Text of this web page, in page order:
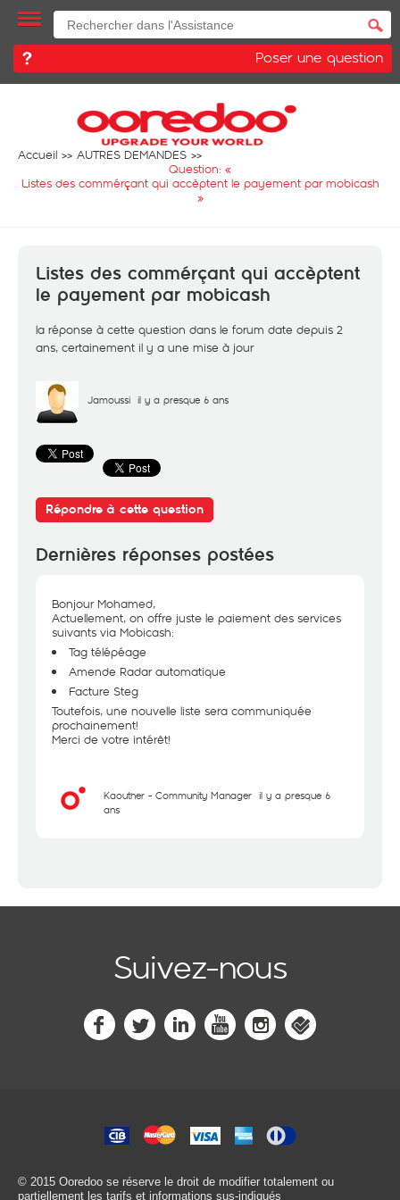
Poser une question
Accueil
AUTRES DEMANDES
Question: «
Listes des commérçant qui accèptent le payement par mobicash
»
Listes des commérçant qui accèptent
le payement par mobicash
la réponse à cette question dans le forum date depuis 2
ans, certainement il y a une mise à jour
Jamoussi il y a presque 6 ans
Répondre à cette question
Dernières réponses postées
Bonjour Mohamed,
Actuellement, on offre juste le paiement des services
suivants via Mobicash:
Tag télépéage
Amende Radar automatique
Facture Steg
Toutefois, une nouvelle liste sera communiquée
prochainement!
Merci de votre intérêt!
Kaouther - Community Manager il y a presque 6
ans
Suivez-nous
© 2015 Ooredoo se réserve le droit de modifier totalement ou
partiellement les tarifs et informations sus-indiqués